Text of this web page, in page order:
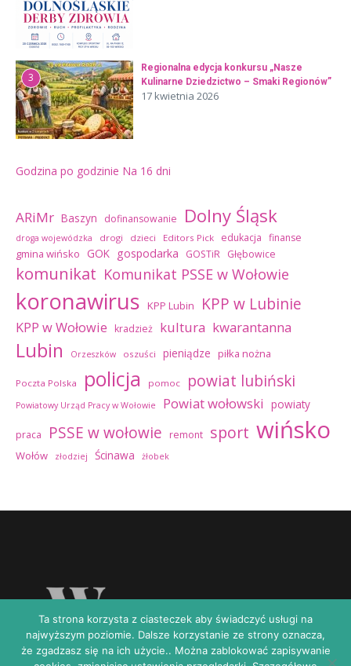
3
Regionalna edycja konkursu „Nasze
Kulinarne Dziedzictwo – Smaki Regionów”
17 kwietnia 2026
Godzina po godzinie Na 16 dni
ARiMr Baszyn dofinansowanie Dolny Śląsk
droga wojewódzka drogi dzieci Editors Pick edukacja finanse
gmina wińsko GOK gospodarka GOSTiR Głębowice
komunikat Komunikat PSSE w Wołowie
koronawirus KPP Lubin KPP w Lubinie
KPP w Wołowie kradzież kultura kwarantanna
Lubin Orzeszków oszuści pieniądze piłka nożna
Poczta Polska policja pomoc powiat lubiński
Powiatowy Urząd Pracy w Wołowie Powiat wołowski powiaty
praca PSSE w wołowie remont sport wińsko
Wołów złodziej Ścinawa żłobek
Ta strona korzysta z ciasteczek aby świadczyć usługi na
najwyższym poziomie. Dalsze korzystanie ze strony oznacza,
że zgadzasz się na ich użycie.. Można zablokować zapisywanie